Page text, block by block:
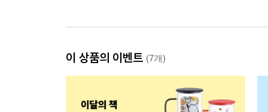
이 상품의 이벤트 (7개)